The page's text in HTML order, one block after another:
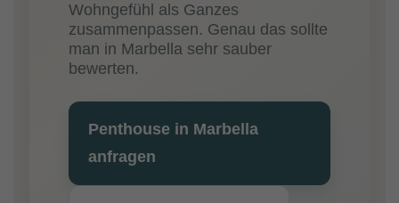
Wohngefühl als Ganzes
zusammenpassen. Genau das sollte
man in Marbella sehr sauber
bewerten.
Penthouse in Marbella
anfragen